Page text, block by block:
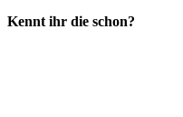
Kennt ihr die schon?